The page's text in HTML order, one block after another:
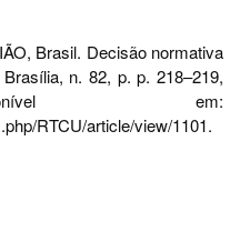
Brasil. Decisão normativa
n. 82, p. p. 218–219,
em:
RTCU/article/view/1101.